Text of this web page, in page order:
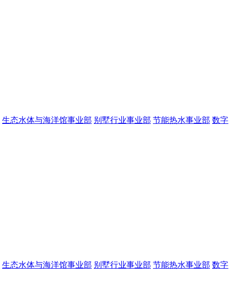
生态水体与海洋馆事业部 别墅行业事业部 节能热水事业部 数字
生态水体与海洋馆事业部 别墅行业事业部 节能热水事业部 数字